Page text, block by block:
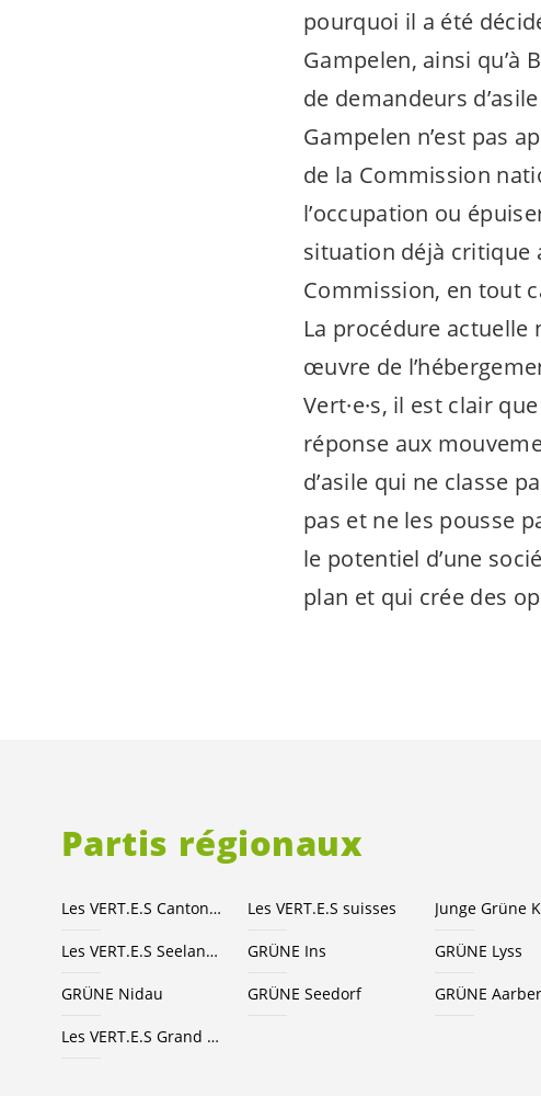
pourquoi il a été
Gampelen, ainsi qu’à
de demandeurs
Gampelen n’est pas
de la Commission
l’occupation ou
situation déjà critique
Commission, en tout
La procédure actuelle
œuvre de
Vert·e·s, il est clair
réponse aux
d’asile qui ne classe
pas et ne les pousse
le potentiel d’une
plan et qui crée des
Partis régionaux
Les VERT.E.S Canton de Berne LesVERT.E.S suisses
Les VERT.E.S Seeland-Bienne GRÜNE Ins GRÜNE Lyss
GRÜNE Nidau GRÜNE Seedorf GRÜNE
Les VERT.E.S Grand Chasseral